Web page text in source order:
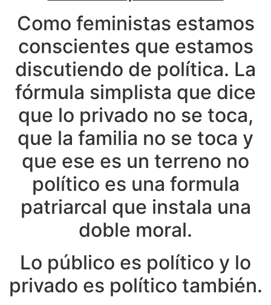
Como feministas estamos
conscientes que estamos
discutiendo de política. La
fórmula simplista que dice
que lo privado no se toca,
que la familia no se toca y
que ese es un terreno no
político es una formula
patriarcal que instala una
doble moral.
Lo público es político y lo
privado es político también.